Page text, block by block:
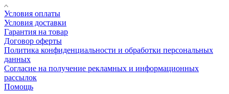
Условия оплаты
Условия доставки
Гарантия на товар
Договор оферты
Политика конфиденциальности и обработки персональных
данных
Согласие на получение рекламных и информационных
рассылок
Помощь